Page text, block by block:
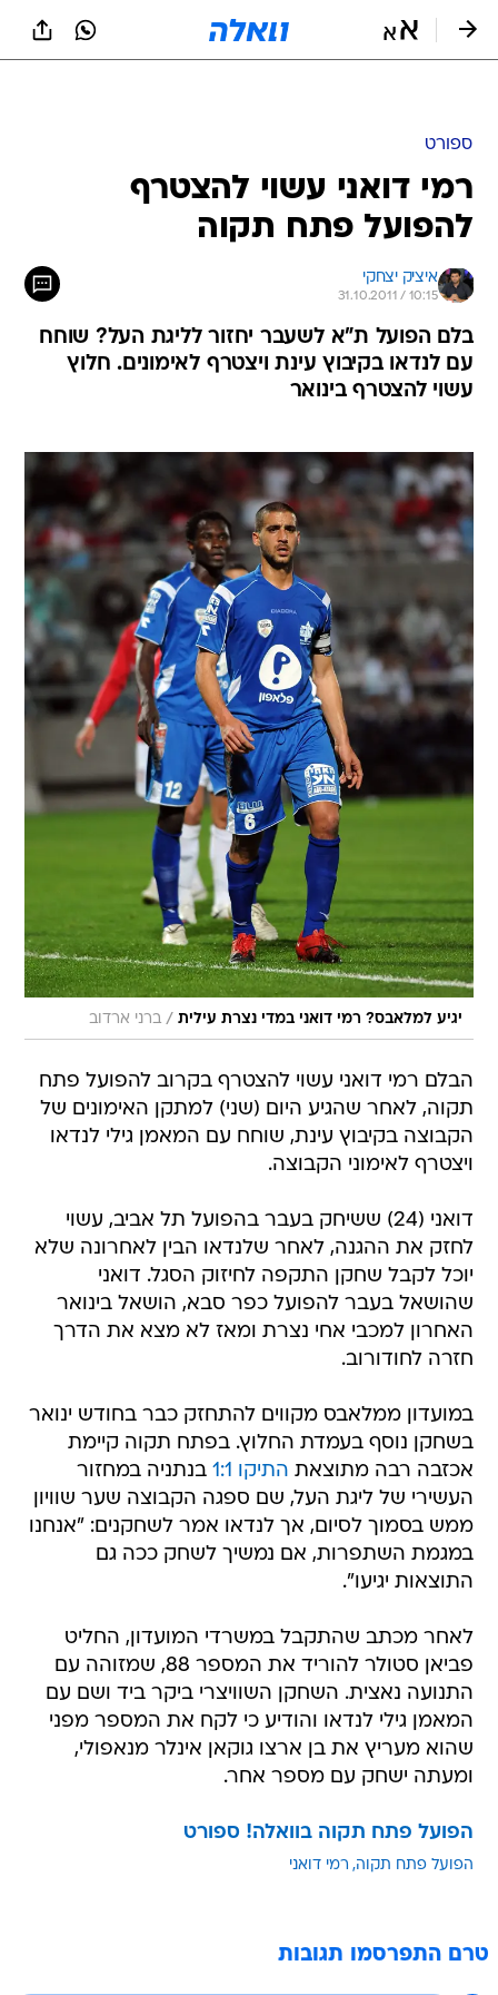
ספורט
רמי דואני עשוי להצטרף
להפועל פתח תקוה
איציק יצחקי
31.10.2011 / 10:15
בלם הפועל ת"א לשעבר יחזור לליגת העל? שוחח
עם לנדאו בקיבוץ עינת ויצטרף לאימונים. חלוץ
עשוי להצטרף בינואר
יגיע למלאבס? רמי דואני במדי נצרת עילית / ברני ארדוב
הבלם רמי דואני עשוי להצטרף בקרוב להפועל פתח
תקוה, לאחר שהגיע היום (שני) למתקן האימונים של
הקבוצה בקיבוץ עינת, שוחח עם המאמן גילי לנדאו
ויצטרף לאימוני הקבוצה.
דואני (24) ששיחק בעבר בהפועל תל אביב, עשוי
לחזק את ההגנה, לאחר שלנדאו הבין לאחרונה שלא
יוכל לקבל שחקן התקפה לחיזוק הסגל. דואני
שהושאל בעבר להפועל כפר סבא, הושאל בינואר
האחרון למכבי אחי נצרת ומאז לא מצא את הדרך
חזרה לחודורוב.
במועדון ממלאבס מקווים להתחזק כבר בחודש ינואר
בשחקן נוסף בעמדת החלוץ. בפתח תקוה קיימת
אכזבה רבה מתוצאת התיקו 1:1
בנתניה במחזור
העשירי של ליגת העל, שם ספגה הקבוצה שער שוויון
ממש בסמוך לסיום, אך לנדאו אמר לשחקנים: "אנחנו
במגמת השתפרות, אם נמשיך לשחק ככה גם
התוצאות יגיעו".
לאחר מכתב שהתקבל במשרדי המועדון, החליט
פביאן סטולר להוריד את המספר 88, שמזוהה עם
התנועה נאצית. השחקן השוויצרי ביקר ביד ושם עם
המאמן גילי לנדאו והודיע כי לקח את המספר מפני
שהוא מעריץ את בן ארצו גוקאן אינלר מנאפולי,
ומעתה ישחק עם מספר אחר.
הפועל פתח תקוה בוואלה! ספורט
הפועל פתח תקוה רמי דואני
טרם התפרסמו תגובות